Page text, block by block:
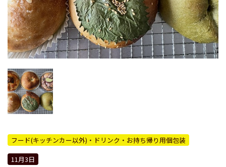
フード(キッチンカー以外)・ドリンク・お持ち帰り用個包装
11月3日